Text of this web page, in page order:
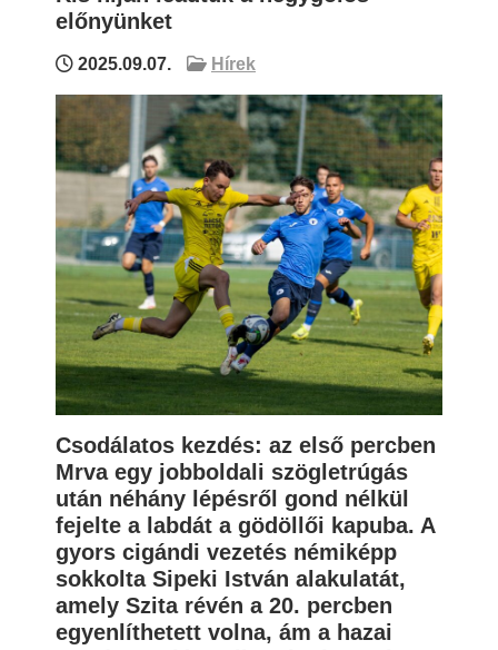
előnyünket
2025.09.07. Hírek
Csodálatos kezdés: az első percben
Mrva egy jobboldali szögletrúgás
után néhány lépésről gond nélkül
fejelte a labdát a gödöllői kapuba. A
gyors cigándi vezetés némiképp
sokkolta Sipeki István alakulatát,
amely Szita révén a 20. percben
egyenlíthetett volna, ám a hazai